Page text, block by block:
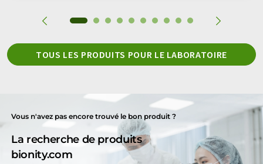
TOUS LES PRODUITS POUR LE LABORATOIRE
Vous n'avez pas encore trouvé le bon produit ?
La recherche de produits
bionity.com